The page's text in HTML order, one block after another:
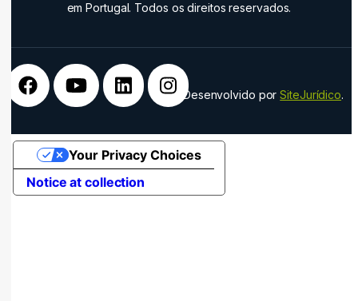
em Portugal. Todos os direitos reservados.
Desenvolvido porSiteJurídico.
Notice at collection
Your Privacy Choices